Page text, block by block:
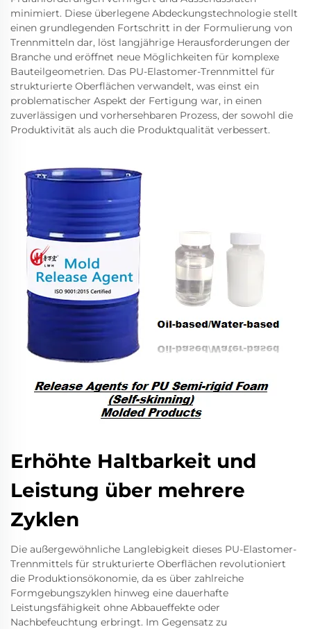
minimiert. Diese überlegene Abdeckungstechnologie stellt
einen grundlegenden Fortschritt in der Formulierung von
Trennmitteln dar, löst langjährige Herausforderungen der
Branche und eröffnet neue Möglichkeiten für komplexe
Bauteilgeometrien. Das PU-Elastomer-Trennmittel für
strukturierte Oberflächen verwandelt, was einst ein
problematischer Aspekt der Fertigung war, in einen
zuverlässigen und vorhersehbaren Prozess, der sowohl die
Produktivität als auch die Produktqualität verbessert.
Erhöhte Haltbarkeit und
Leistung über mehrere
Zyklen
Die außergewöhnliche Langlebigkeit dieses PU-Elastomer-
Trennmittels für strukturierte Oberflächen revolutioniert
die Produktionsökonomie, da es über zahlreiche
Formgebungszyklen hinweg eine dauerhafte
Leistungsfähigkeit ohne Abbaueffekte oder
Nachbefeuchtung erbringt. Im Gegensatz zu